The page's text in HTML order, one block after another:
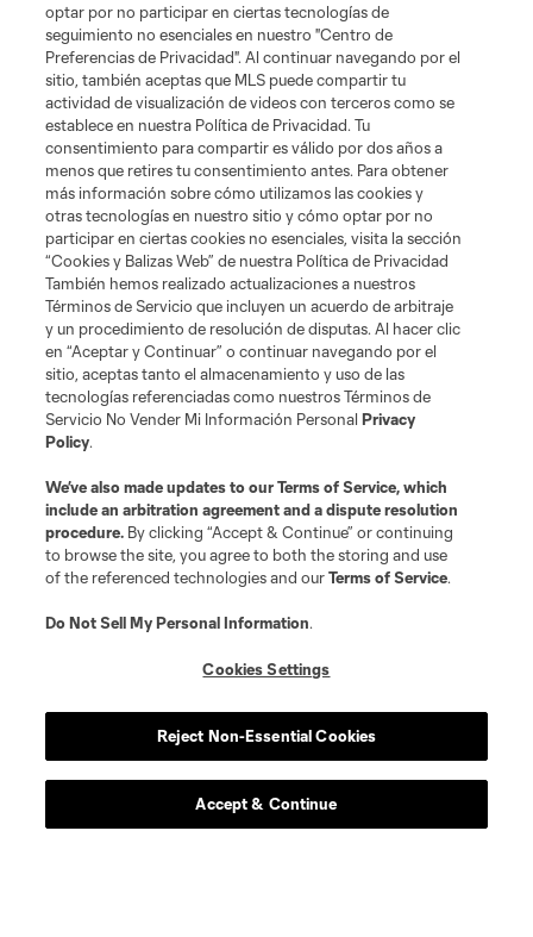
optar por no participar en ciertas tecnologías de
seguimiento no esenciales en nuestro "Centro de
Preferencias de Privacidad". Al continuar navegando por el
sitio, también aceptas que MLS puede compartir tu
actividad de visualización de videos con terceros como se
establece en nuestra Política de Privacidad. Tu
consentimiento para compartir es válido por dos años a
menos que retires tu consentimiento antes. Para obtener
más información sobre cómo utilizamos las cookies y
otras tecnologías en nuestro sitio y cómo optar por no
participar en ciertas cookies no esenciales, visita la sección
“Cookies y Balizas Web” de nuestra Política de Privacidad
También hemos realizado actualizaciones a nuestros
Términos de Servicio que incluyen un acuerdo de arbitraje
y un procedimiento de resolución de disputas. Al hacer clic
en “Aceptar y Continuar” o continuar navegando por el
sitio, aceptas tanto el almacenamiento y uso de las
tecnologías referenciadas como nuestros Términos de
Servicio No Vender Mi Información PersonalPrivacy
Policy.
We’ve also made updates to ourTerms of Service, which
include an arbitration agreement and a dispute resolution
procedure. By clicking “Accept & Continue” or continuing
to browse the site, you agree to both the storing and use
of the referenced technologies and ourTerms of Service.
Do Not Sell My Personal Information.
Cookies Settings
Reject Non-Essential Cookies
Accept & Continue